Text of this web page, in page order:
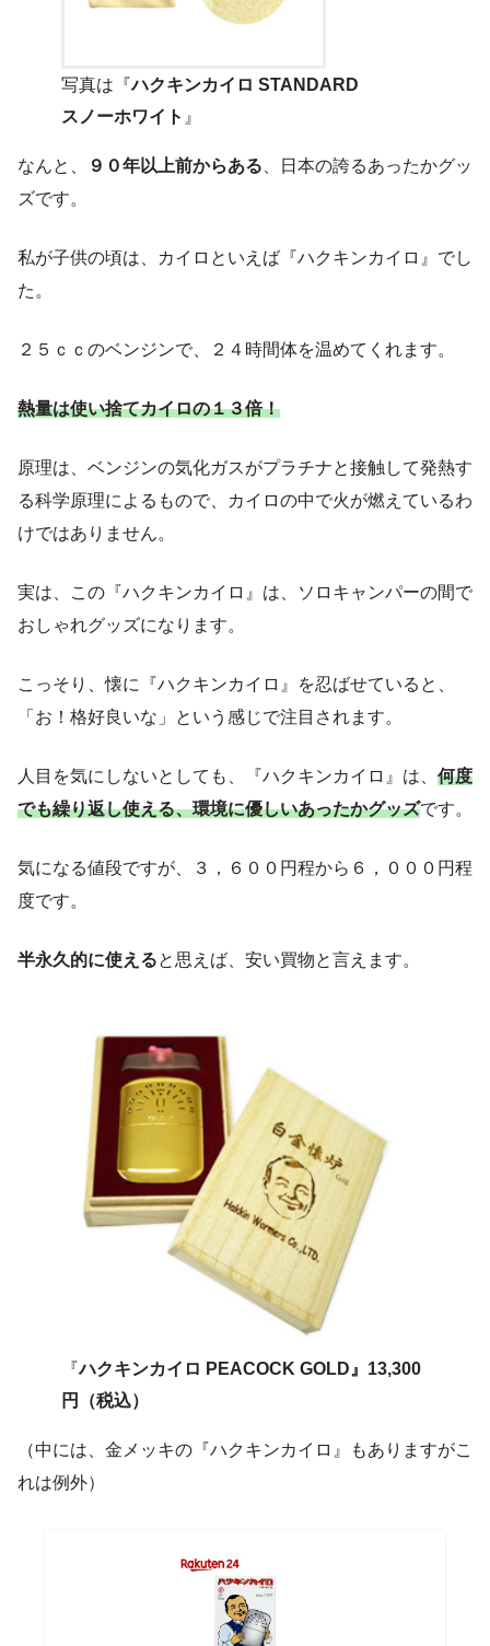
写真は『ハクキンカイロ STANDARD
スノーホワイト 』
なんと、 ９０年以上前からある 、日本の誇るあったかグッ
ズです。
私が子供の頃は、カイロといえば『ハクキンカイロ』でし
た。
２５ｃｃのベンジンで、２４時間体を温めてくれます。
熱量は使い捨てカイロの１３倍！
原理は、ベンジンの気化ガスがプラチナと接触して発熱す
る科学原理によるもので、カイロの中で火が燃えているわ
けではありません。
実は、この『ハクキンカイロ』は、ソロキャンパーの間で
おしゃれグッズになります。
こっそり、懐に『ハクキンカイロ』を忍ばせていると、
「お！格好良いな」という感じで注目されます。
人目を気にしないとしても、『ハクキンカイロ』は、 何度
でも繰り返し使える、環境に優しいあったかグッズです。
気になる値段ですが、３，６００円程から６，０００円程
度です。
半永久的に使えると思えば、安い買物と言えます。
『ハクキンカイロ PEACOCK GOLD』13,300
円（税込）
（中には、金メッキの『ハクキンカイロ』もありますがこ
れは例外）